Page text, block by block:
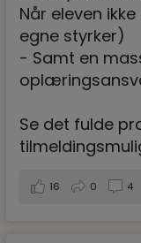
Når eleven
egne styrker)
- Samt en
Se det fulde
16 0 4